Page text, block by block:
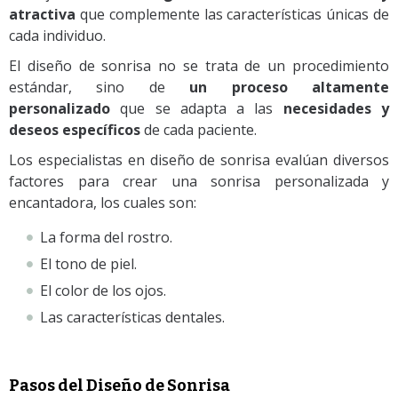
atractiva que complemente las características únicas de
cada individuo.
El diseño de sonrisa no se trata de un procedimiento
estándar, sino de un proceso altamente
personalizado que se adapta a las necesidades y
deseos específicosde cada paciente.
Los especialistas en diseño de sonrisa evalúan diversos
factores para crear una sonrisa personalizada y
encantadora, los cuales son:
La forma del rostro.
El tono de piel.
El color de los ojos.
Las características dentales.
Pasos del Diseño de Sonrisa